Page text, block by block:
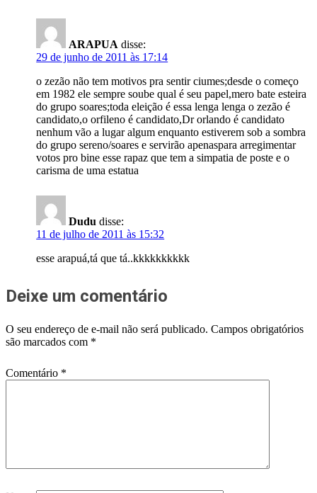
ARAPUA disse:
29 de junho de 2011 às 17:14
o zezão não tem motivos pra sentir ciumes;desde o começo
em 1982 ele sempre soube qual é seu papel,mero bate esteira
do grupo soares;toda eleição é essa lenga lenga o zezão é
candidato,o orfileno é candidato,Dr orlando é candidato
nenhum vão a lugar algum enquanto estiverem sob a sombra
do grupo sereno/soares e servirão apenaspara arregimentar
votos pro bine esse rapaz que tem a simpatia de poste e o
carisma de uma estatua
Dudu disse:
11 de julho de 2011 às 15:32
esse arapuá,tá que tá..kkkkkkkkkk
Deixe um comentário
O seu endereço de e-mail não será publicado. Campos obrigatórios
são marcados com *
Comentário *